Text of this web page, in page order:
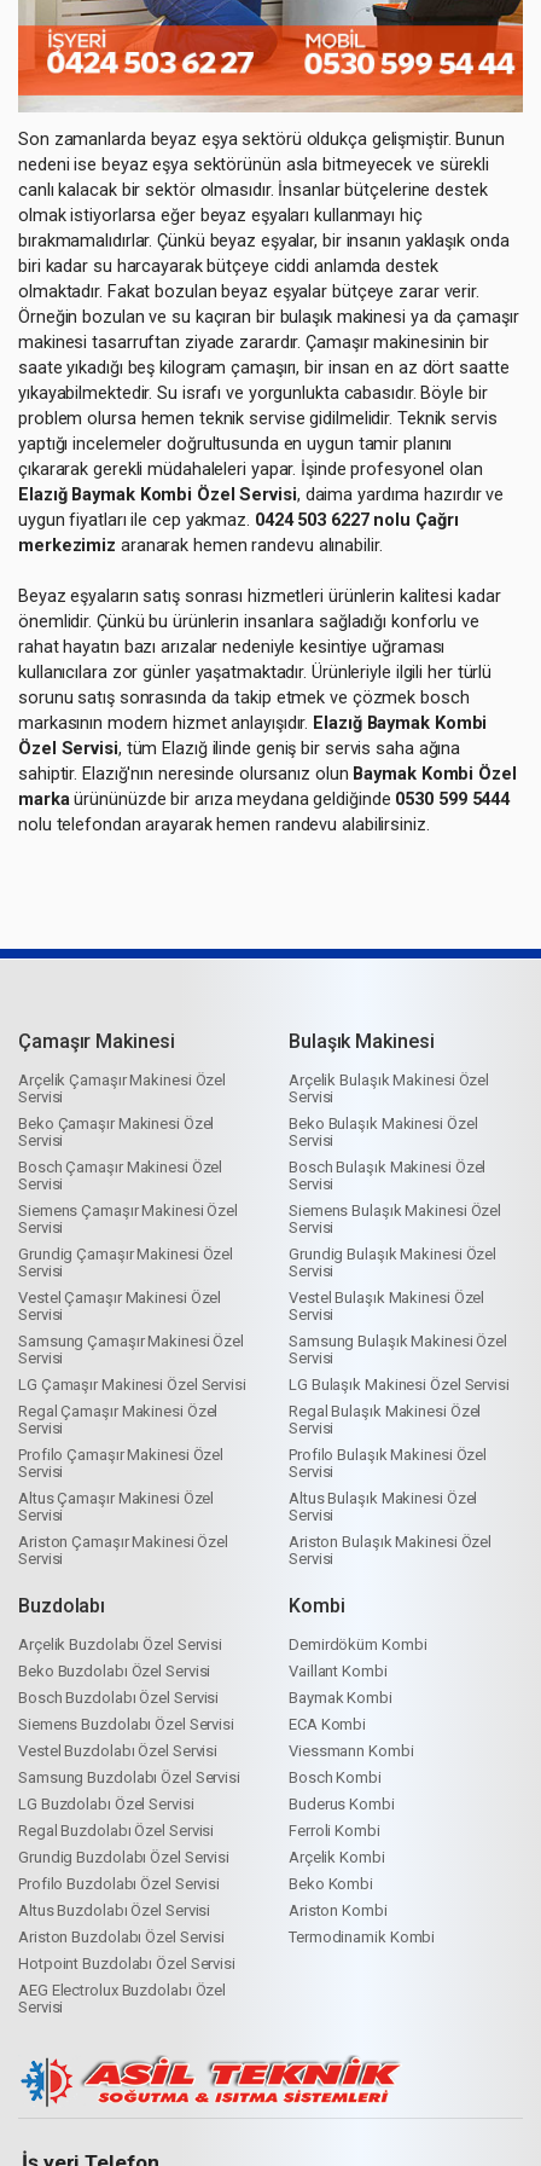
Son zamanlarda beyaz eşya sektörü oldukça gelişmiştir. Bunun
nedeni ise beyaz eşya sektörünün asla bitmeyecek ve sürekli
canlı kalacak bir sektör olmasıdır. İnsanlar bütçelerine destek
olmak istiyorlarsa eğer beyaz eşyaları kullanmayı hiç
bırakmamalıdırlar. Çünkü beyaz eşyalar, bir insanın yaklaşık onda
biri kadar su harcayarak bütçeye ciddi anlamda destek
olmaktadır. Fakat bozulan beyaz eşyalar bütçeye zarar verir.
Örneğin bozulan ve su kaçıran bir bulaşık makinesi ya da çamaşır
makinesi tasarruftan ziyade zarardır. Çamaşır makinesinin bir
saate yıkadığı beş kilogram çamaşırı, bir insan en az dört saatte
yıkayabilmektedir. Su israfı ve yorgunlukta cabasıdır. Böyle bir
problem olursa hemen teknik servise gidilmelidir. Teknik servis
yaptığı incelemeler doğrultusunda en uygun tamir planını
çıkararak gerekli müdahaleleri yapar. İşinde profesyonel olan
Elazığ Baymak Kombi Özel Servisi, daima yardıma hazırdır ve
uygun fiyatları ile cep yakmaz. 0424 503 6227 nolu Çağrı
merkezimiz aranarak hemen randevu alınabilir.
Beyaz eşyaların satış sonrası hizmetleri ürünlerin kalitesi kadar
önemlidir. Çünkü bu ürünlerin insanlara sağladığı konforlu ve
rahat hayatın bazı arızalar nedeniyle kesintiye uğraması
kullanıcılara zor günler yaşatmaktadır. Ürünleriyle ilgili her türlü
sorunu satış sonrasında da takip etmek ve çözmek bosch
markasının modern hizmet anlayışıdır. Elazığ Baymak Kombi
Özel Servisi, tüm Elazığ ilinde geniş bir servis saha ağına
sahiptir. Elazığ'nın neresinde olursanız olun Baymak Kombi Özel
markaürününüzde bir arıza meydana geldiğinde 0530 599 5444
nolu telefondan arayarak hemen randevu alabilirsiniz.
Çamaşır Makinesi
Arçelik Çamaşır Makinesi Özel
Servisi
Beko Çamaşır Makinesi Özel
Servisi
Bosch Çamaşır Makinesi Özel
Servisi
Siemens Çamaşır Makinesi Özel
Servisi
Grundig Çamaşır Makinesi Özel
Servisi
Vestel Çamaşır Makinesi Özel
Servisi
Samsung Çamaşır Makinesi Özel
Servisi
LG Çamaşır Makinesi Özel Servisi
Regal Çamaşır Makinesi Özel
Servisi
Profilo Çamaşır Makinesi Özel
Servisi
Altus Çamaşır Makinesi Özel
Servisi
Ariston Çamaşır Makinesi Özel
Servisi
Bulaşık Makinesi
Arçelik Bulaşık Makinesi Özel
Servisi
Beko Bulaşık Makinesi Özel
Servisi
Bosch Bulaşık Makinesi Özel
Servisi
Siemens Bulaşık Makinesi Özel
Servisi
Grundig Bulaşık Makinesi Özel
Servisi
Vestel Bulaşık Makinesi Özel
Servisi
Samsung Bulaşık Makinesi Özel
Servisi
LG Bulaşık Makinesi Özel Servisi
Regal Bulaşık Makinesi Özel
Servisi
Profilo Bulaşık Makinesi Özel
Servisi
Altus Bulaşık Makinesi Özel
Servisi
Ariston Bulaşık Makinesi Özel
Servisi
Buzdolabı
Arçelik Buzdolabı Özel Servisi
Beko Buzdolabı Özel Servisi
Bosch Buzdolabı Özel Servisi
Siemens Buzdolabı Özel Servisi
Vestel Buzdolabı Özel Servisi
Samsung Buzdolabı Özel Servisi
LG Buzdolabı Özel Servisi
Regal Buzdolabı Özel Servisi
Grundig Buzdolabı Özel Servisi
Profilo Buzdolabı Özel Servisi
Altus Buzdolabı Özel Servisi
Ariston Buzdolabı Özel Servisi
Hotpoint Buzdolabı Özel Servisi
AEG Electrolux Buzdolabı Özel
Servisi
Kombi
Demirdöküm Kombi
Vaillant Kombi
Baymak Kombi
ECA Kombi
Viessmann Kombi
Bosch Kombi
Buderus Kombi
Ferroli Kombi
Arçelik Kombi
Beko Kombi
Ariston Kombi
Termodinamik Kombi